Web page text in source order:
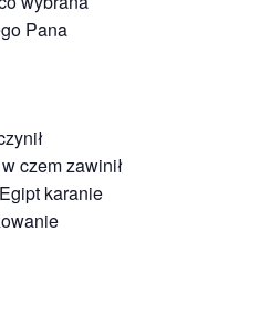
Pana
czem zawinił
karanie